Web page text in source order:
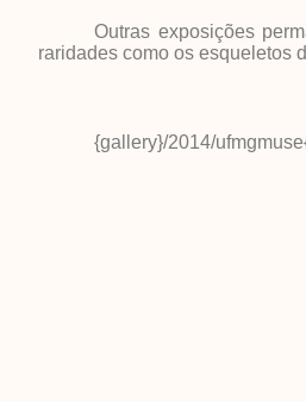
Outras exposições
raridades como os esqueletos
{gallery}/2014/